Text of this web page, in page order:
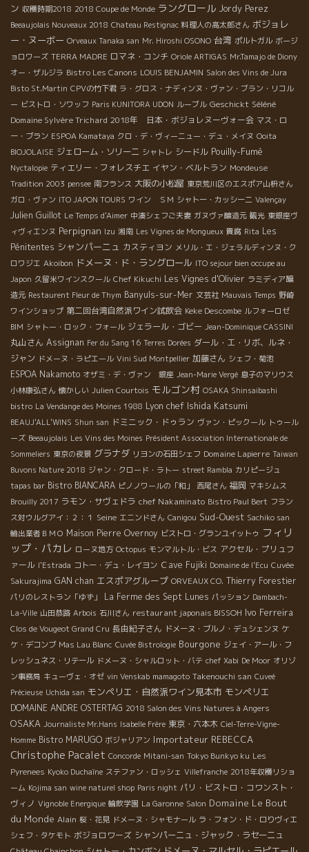
ン 収穫時期2018 2018 Coupe de Monde ラングロール Jordy Perez
Beeaujolais Nouveaux 2018 Chateau Restignac 料理人の高太郎さん ボジョレ
ー・ヌーボー Orveaux Tanaka san Mr. Hiroshi OSONO 台湾 ポルトガル ボージ
ョロワーズ TERRA MADRE ロマネ・コンチ Oriole ARTIGAS Mr.Tamajo de Diony
オー・ザルジラ Bistro Les Canons LOUIS BENJAMIN Salon des Vins de Jura
Bisto St.Martin CPVの竹下君 ラ・グロス・ナディンヌ・ヴァン・ブラン・リコル
ー ビストロ・ソワッフ Paris KUNITORA UDON ルーブル Geschickt Séléné
Domaine Sylvère Trichard 2018年 日本・ボジョレヌーヴォー会 マス・ロ
ー・ブラン ESPOA Kamataya クロ・デ・ヴィーニュー・デュ・メイヌ Ooita
BIOJOLAISE ジェローム・ソリーニ シャトレ シードル Pouilly-Fumé
Nyctalopie ティエリー・フォレスチエ イヤン・ベルトラン Mondeuse
Tradition 2003 pensee 南フランス 大阪の小松屋 東京荒川区のエスポア山枡さん
ガロ・ヴァン ITO JAPON TOURS ワイン ＳＭ シャトー・カッシーニ Valençay
Julien Guillot Le Temps d'Aimer 中湊シェフご夫妻 ガヌヴァ醸造元 観光 東銀座ヴ
ィヴィエンヌ Perpignan Izu 湘南 Les Vignes de Mongueux 貴腐 Rita Les
Pénitentes シャンパーニュ カスティヨン メリル・エ・ジェラルディンヌ・ク
ロワジエ Akoibon ドメーヌ・ド・ラングロール ITO sejour bien occupe au
Japon 久留米ワインスクール Chef Kikuchi Les Vignes d'Olivier ラミディア醸
造元 Restaurent Fleur de Thym Banyuls-sur-Mer 文芸社 Mauvais Temps 野崎
ワインショップ 第二回台湾自然派ワイン試飲会 Keke Descombe ルフォーロゼ
BIM シャトー・ロック・フォール ジェラール・ゴビー Jean-Dominique CASSINI
丸山さん Assignan Fer du Sang 16 Terres Dorées ダール・エ・リボ、ルネ・
ジャン ドメーヌ・ラピエール Vini Sud Montpellier 加藤さん シェフ・菊池
ESPOA Nakamoto オザミ・デ・ヴァン 銀座 Jean-Marie Vergé 息子のマリウス
小林康弘さん 懐かしい Julien Courtois モルゴン村 OSAKA Shinsaibashi
bistro La Vendange des Moines 1988 Lyon chef Ishida Katsumi
BEAUJ'ALL'WINS Shun san ドミニック・ドゥラン ヴァン・ピックール トゥール
ーズ Beeaujolais Les Vins des Moines Président Association Internationale de
Sommeliers 東京の夜景 グラナダ リヨンの石田シェフ Domaine Lapierre Taiwan
Buvons Nature 2018 ジャン・クロード・ラトー street Rambla カリピージュ
tapas bar Bistro BIANCARA ピノノワールの「和」 西尾さん 福岡 マキシムス
Brouilly 2017 ラモン・サヴェドラ chef Nakaminato Bistro Paul Bert フラン
ス対ウルグアイ：２：１ Seine エニンドさん Canigou Sud-Ouest Sachiko san
輸出業者ＢＭＯ Maison Pierre Overnoy ビストロ・グランユイットゥ フィリ
ップ・パカレ ローヌ地方 Octopus モンマルトル・ビス アクセル・プリュフ
ァール l'Estrada コトー・デュ・レイヨン Ｃave Fujiki Domaine de l'Ecu Cuvée
Sakurajima GAN chan エスポアグループ ORVEAUX CO. Thierry Forestier
パリのレストラン「ゆず」 La Ferme des Sept Lunes パッション Dambach-
La-Ville 山田恭路 Arbois 石川さん restaurant japonais BISSOH Ivo Ferreira
Clos de Vougeot Grand Cru 長由紀子さん ドメーヌ・ブルノ・デュシェンヌ ケ
ケ・デコンブ Mas Lau Blanc Cuvée Bistrologie Bourgone ジェイ・アール・フ
レッシュネス・リテール ドメーヌ・シャルロット・バテ chef Xabi De Moor オリゾ
ン事務局 キューヴェ・オゼ vin Venskab mamagoto Takenouchi san Cuveé
Précieuse Uchida san モンペリエ・自然派ワイン見本市 モンペリエ
DOMAINE ANDRE OSTERTAG 2018 Salon des Vins Natures à Angers
OSAKA Journaliste Mr.Hans Isabelle Frère 東京・六本木 Ciel-Terre-Vigne-
Homme Bistro MARUGO ボジャリアン Importateur REBECCA
Christophe Pacalet Concorde Mitani-san Tokyo Bunkyo ku Les
Pyrenees Kyoko Duchaîne ステファン・ロッシェ Villefranche 2018年収穫リショ
ーム Kojima san wine naturel shop Paris night パリ・ビストロ・コワンスト・
ヴィノ Vignoble Energique 輪飲学園 La Garonne Salon Domaine Le Bout
du Monde Alain 桜・花見 ドメーヌ・シャモナール ラ・フォン・ド・ロりヴィエ
シェフ・タケモト ボジョロワーズ シャンパーニュ・ジャック・ラセーニュ